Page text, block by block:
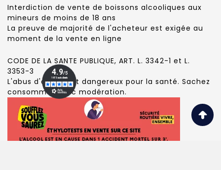
Interdiction de vente de boissons alcooliques aux
mineurs de moins de 18 ans
La preuve de majorité de l'acheteur est exigée au
moment de la vente en ligne
CODE DE LA SANTE PUBLIQUE, ART. L. 3342-1 et L.
3353-3
L'abus d'alcool est dangereux pour la santé. Sachez
consommer avec modération.